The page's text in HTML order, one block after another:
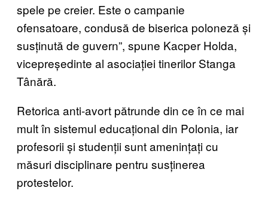
spele pe creier. Este o campanie
ofensatoare, condusă de biserica poloneză și
susținută de guvern”, spune Kacper Holda,
vicepreședinte al asociației tinerilor Stanga
Tânără.
Retorica anti-avort pătrunde din ce în ce mai
mult în sistemul educațional din Polonia, iar
profesorii și studenții sunt amenințați cu
măsuri disciplinare pentru susținerea
protestelor.